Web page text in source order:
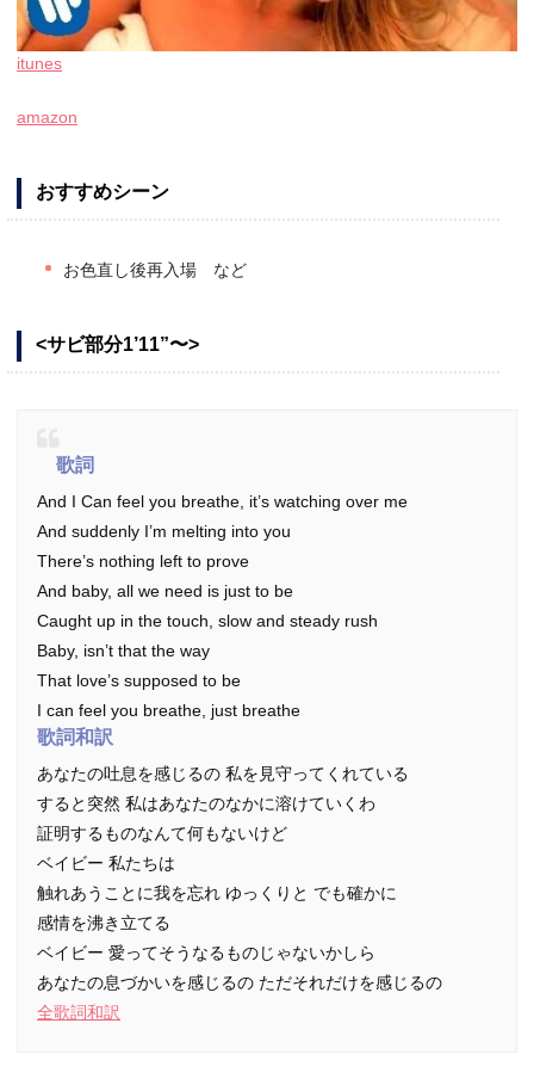
itunes
amazon
おすすめシーン
お色直し後再入場 など
<サビ部分1’11”〜>
歌詞
And I Can feel you breathe, it’s watching over me
And suddenly I’m melting into you
There’s nothing left to prove
And baby, all we need is just to be
Caught up in the touch, slow and steady rush
Baby, isn’t that the way
That love’s supposed to be
I can feel you breathe, just breathe
歌詞和訳
あなたの吐息を感じるの 私を見守ってくれている
すると突然 私はあなたのなかに溶けていくわ
証明するものなんて何もないけど
ベイビー 私たちは
触れあうことに我を忘れ ゆっくりと でも確かに
感情を沸き立てる
ベイビー 愛ってそうなるものじゃないかしら
あなたの息づかいを感じるの ただそれだけを感じるの
全歌詞和訳